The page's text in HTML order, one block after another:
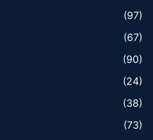
(97)
(67)
(90)
(24)
(38)
(73)